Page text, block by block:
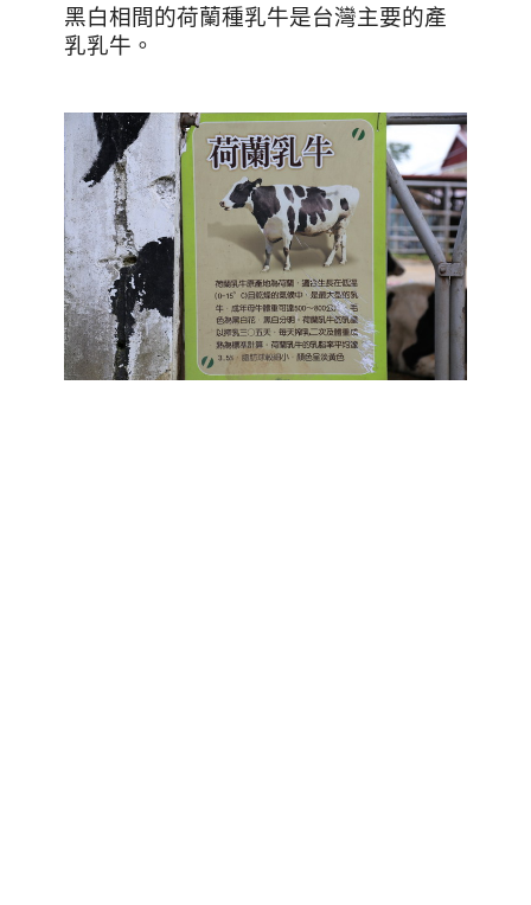
黑白相間的荷蘭種乳牛是台灣主要的產
乳乳牛。